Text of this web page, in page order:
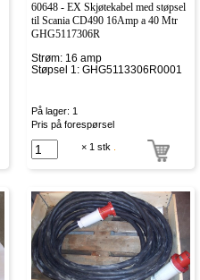
60648 - EX Skjøtekabel med støpsel
til Scania CD490 16Amp a 40 Mtr
GHG5117306R
Strøm: 16 amp
Støpsel 1: GHG5113306R0001
På lager: 1
Pris på forespørsel
× 1 stk